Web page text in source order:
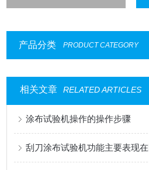
产品分类 PRODUCT CATEGORY
相关文章 RELATED ARTICLES
涂布试验机操作的操作步骤
刮刀涂布试验机功能主要表现